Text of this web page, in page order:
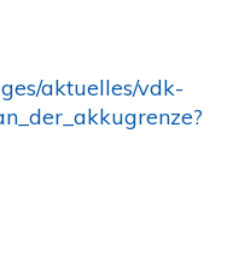
aktuelles/vdk-